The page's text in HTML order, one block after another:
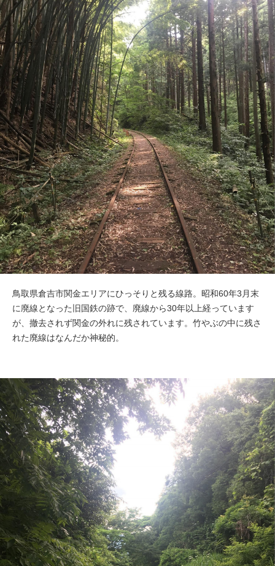
鳥取県倉吉市関金エリアにひっそりと残る線路。昭和60年3月末
に廃線となった旧国鉄の跡で、廃線から30年以上経っています
が、撤去されず関金の外れに残されています。竹やぶの中に残さ
れた廃線はなんだか神秘的。